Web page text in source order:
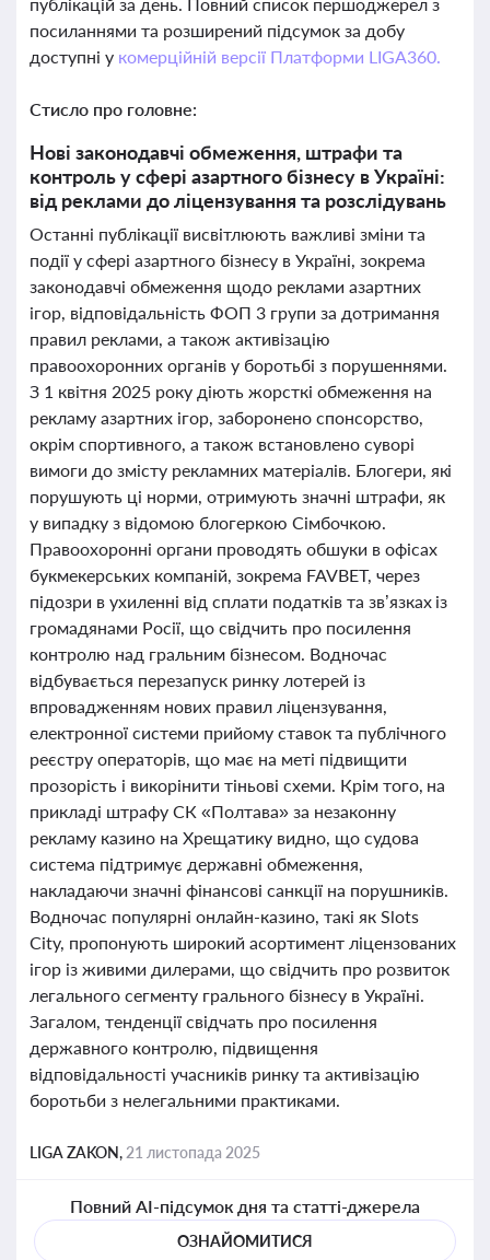
посиланнями та розширений підсумок за добу
доступні у комерційній версії Платформи LIGA360.
Стисло про головне:
Нові законодавчі обмеження, штрафи та
контроль у сфері азартного бізнесу в Україні:
від реклами до ліцензування та розслідувань
Останні публікації висвітлюють важливі зміни та
події у сфері азартного бізнесу в Україні, зокрема
законодавчі обмеження щодо реклами азартних
ігор, відповідальність ФОП 3 групи за дотримання
правил реклами, а також активізацію
правоохоронних органів у боротьбі з порушеннями.
З 1 квітня 2025 року діють жорсткі обмеження на
рекламу азартних ігор, заборонено спонсорство,
окрім спортивного, а також встановлено суворі
вимоги до змісту рекламних матеріалів. Блогери, які
порушують ці норми, отримують значні штрафи, як
у випадку з відомою блогеркою Сімбочкою.
Правоохоронні органи проводять обшуки в офісах
букмекерських компаній, зокрема FAVBET, через
підозри в ухиленні від сплати податків та зв’язках із
громадянами Росії, що свідчить про посилення
контролю над гральним бізнесом. Водночас
відбувається перезапуск ринку лотерей із
впровадженням нових правил ліцензування,
електронної системи прийому ставок та публічного
реєстру операторів, що має на меті підвищити
прозорість і викорінити тіньові схеми. Крім того, на
прикладі штрафу СК «Полтава» за незаконну
рекламу казино на Хрещатику видно, що судова
система підтримує державні обмеження,
накладаючи значні фінансові санкції на порушників.
Водночас популярні онлайн-казино, такі як Slots
City, пропонують широкий асортимент ліцензованих
ігор із живими дилерами, що свідчить про розвиток
легального сегменту грального бізнесу в Україні.
Загалом, тенденції свідчать про посилення
державного контролю, підвищення
відповідальності учасників ринку та активізацію
боротьби з нелегальними практиками.
LIGA ZAKON, 21 листопада 2025
Повний AI-підсумок дня та статті-джерела
ОЗНАЙОМИТИСЯ